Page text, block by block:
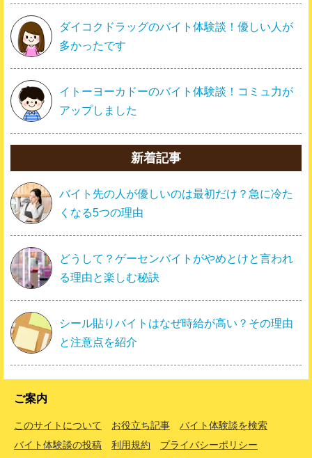
ダイコクドラッグのバイト体験談！優しい人が
多かったです
イトーヨーカドーのバイト体験談！コミュ力が
アップしました
新着記事
バイト先の人が優しいのは最初だけ？急に冷た
くなる5つの理由
どうして？ゲーセンバイトがやめとけと言われ
る理由と楽しむ秘訣
シール貼りバイトはなぜ時給が高い？その理由
と注意点を紹介
ご案内
このサイトについて お役立ち記事
バイト体験談を検索
バイト体験談の投稿
利用規約
プライバシーポリシー